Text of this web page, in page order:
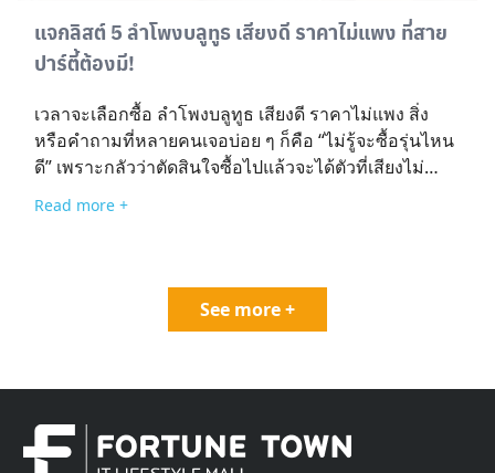
ไม่มีระบบไฟฟ้า ช่วยลดค่าใช้จ่ายและความยุ่งยาก
ทำงานได้ต่อเนื่องแม้ไฟดับด้วยระบบสำรองพลังงานจาก
เนื่อง รองรับเทคโนโลยีสมัยใหม่หลายรุ่นมาพร้อม
ฟังก์ชันอัจฉริยะ เช่น การตรวจจับการเคลื่อนไหว ระบบ
แจ้งเตือนผ่านแอปพลิเคชัน เหมาะสำหรับผู้มองหาความ
ปลอดภัยในระยะยาวเพราะช่วยลดต้นทุนด้านพลังงาน
Link Tapo C460 Kit […]
แจกลิสต์ 5 ลําโพงบลูทูธ เสียงดี ราคาไม่แพง ที่สาย
ปาร์ตี้ต้องมี!
เวลาจะเลือกซื้อ ลําโพงบลูทูธ เสียงดี ราคาไม่แพง สิ่ง
หรือคำถามที่หลายคนเจอบ่อย ๆ ก็คือ “ไม่รู้จะซื้อรุ่นไหน
ดี” เพราะกลัวว่าตัดสินใจซื้อไปแล้วจะได้ตัวที่เสียงไม่
ถูกใจ หรือจ่ายเกินงบแต่ไม่คุ้มค่า การรู้แนวทางพิจารณา
ขึ้น ซึ่งข้อมูลทั้งหมดนี้ ศูนย์การค้าฟอร์จูนทาวน์ได้
รวบรวมมาให้ในบทความนี้แล้ว! วิธีเลือกซื้อลําโพง
ต้นแบบเข้าใจง่ายได้ ดังนี้ ความดังและกำลังขับ (Watt)
ควรเลือกลำโพงที่สามารถกระจายเสียงได้ทั่วห้องหรือ
Read more +
See more +